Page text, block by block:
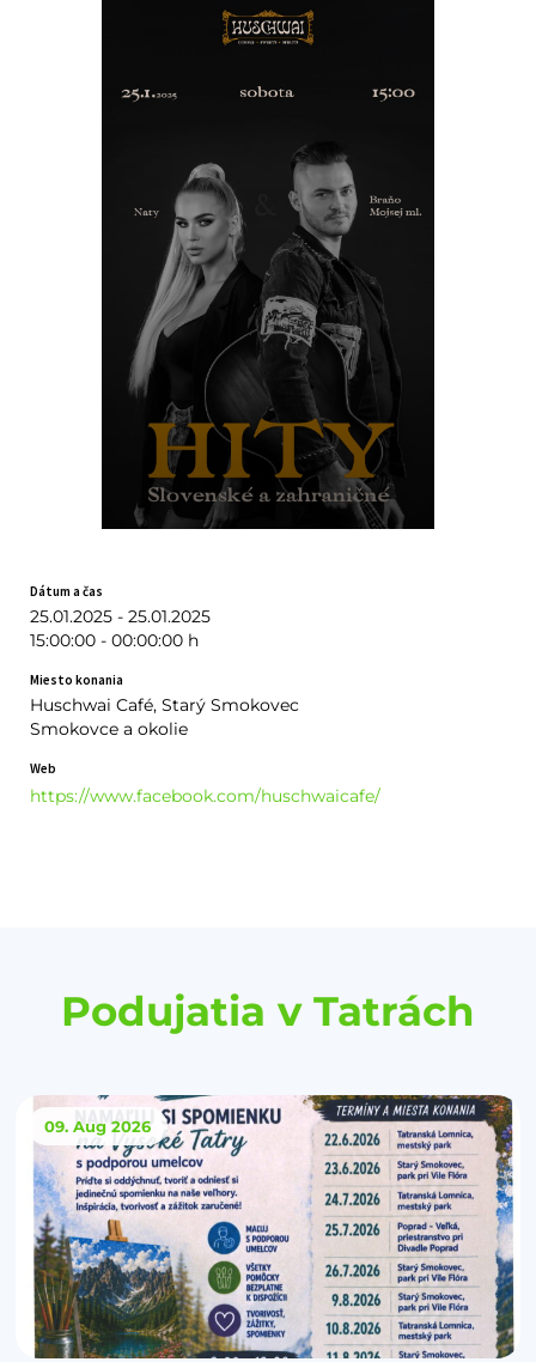
Dátum a čas
25.01.2025 - 25.01.2025
15:00:00 - 00:00:00 h
Miesto konania
Huschwai Café, Starý Smokovec
Smokovce a okolie
Web
https://www.facebook.com/huschwaicafe/
Podujatia v Tatrách
09. Aug 2026